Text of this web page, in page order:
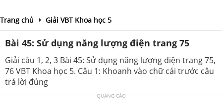
Trang chủ Giải VBT Khoa học 5
Bài 45: Sử dụng năng lượng điện trang 75
Giải câu 1, 2, 3 Bài 45: Sử dụng năng lượng điện trang 75,
76 VBT Khoa học 5. Câu 1: Khoanh vào chữ cái trước câu
trả lời đúng
QUẢNG CÁO